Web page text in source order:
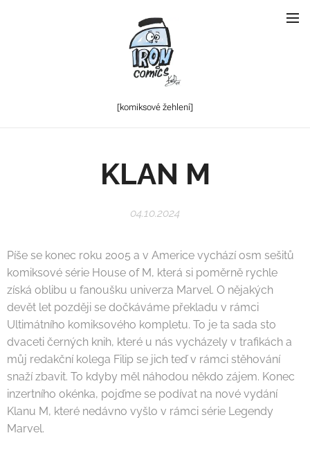
[komiksové žehlení]
KLAN M
04.10.2024
Píše se konec roku 2005 a v Americe vychází osm sešitů
komiksové série House of M, která si poměrně rychle
získá oblibu u fanoušku univerza Marvel. O nějakých
devět let později se dočkáváme překladu v rámci
Ultimátního komiksového kompletu. To je ta sada sto
dvaceti černých knih, které u nás vycházely v trafikách a
můj redakční kolega Filip se jich teď v rámci stěhování
snaží zbavit. To kdyby měl náhodou někdo zájem. Konec
inzertního okénka, pojďme se podívat na nové vydání
Klanu M, které nedávno vyšlo v rámci série Legendy
Marvel.